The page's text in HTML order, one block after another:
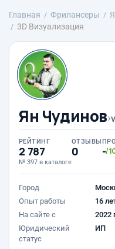
Главная Фрилансеры
3D Визуализация
Ян Чудинов›
РЕЙТИНГ
2 787
№ 397 в каталоге
ОТЗЫВЫ
0 -/
Город
Опыт работы
16
На сайте с
2022
Юридический
статус
ИП